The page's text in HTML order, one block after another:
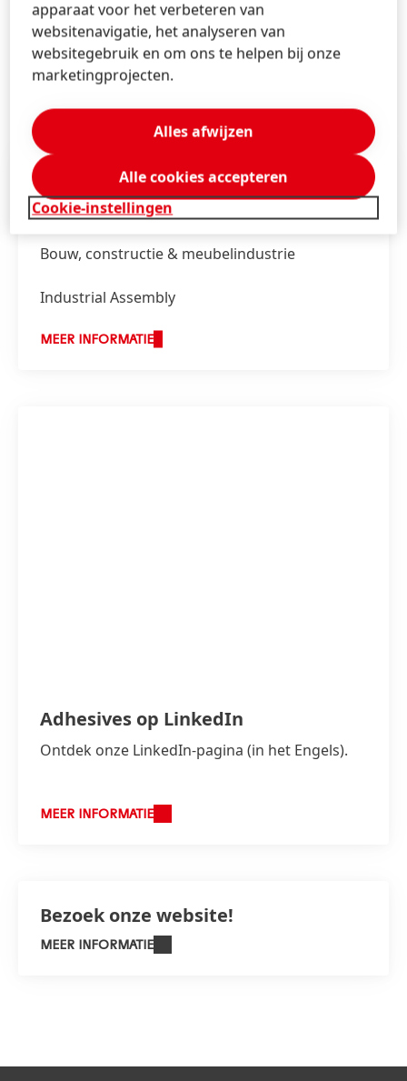
oplossingen.
MEER INFORMATIE
Verwante markten
Transportation
Bouw, constructie & meubelindustrie
Industrial Assembly
Verpakking & papier
MEER INFORMATIE
Adhesives op LinkedIn
Ontdek onze LinkedIn-pagina (in het Engels).
MEER INFORMATIE
Bezoek onze website!
MEER INFORMATIE
apparaat voor het verbeteren van
websitenavigatie, het analyseren van
websitegebruik en om ons te helpen bij onze
marketingprojecten.
Cookie-instellingen
Alles afwijzen
Alle cookies accepteren